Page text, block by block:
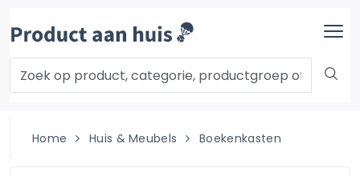
Home Huis & Meubels Boekenkasten